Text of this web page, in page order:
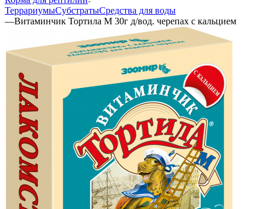
ТеррариумыСубстратыСредства для воды
—Витаминчик Тортила М 30г д/вод. черепах с кальцием